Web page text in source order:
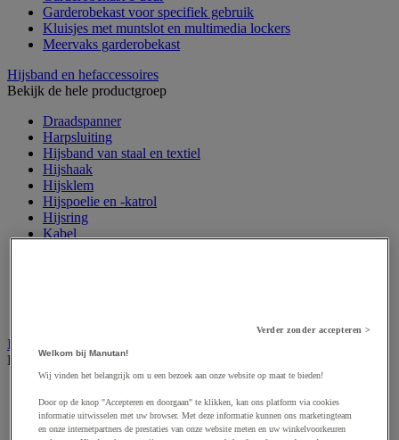
Garderobekast voor specifiek gebruik
Kluisjes met muntslot en multimedia lockers
Meervaks garderobekast
Hijsband en hefaccessoires
Bekijk de hele productgroep
Draadspanner
Harpsluiting
Hijsband van staal en textiel
Hijshaak
Hijsklem
Hijspoelie en -katrol
Hijsring
Kabel
Industriële en magazijnstellingen
Bekijk de hele productgroep
Draagarmstelling voor lange lasten
Entresol voor magazijn
Verder zonder accepteren >
Welkom bij Manutan!
Wij vinden het belangrijk om u een bezoek aan onze website op maat te bieden!
Door op de knop "Accepteren en doorgaan" te klikken, kan ons platform via cookies
informatie uitwisselen met uw browser. Met deze informatie kunnen ons marketingteam
en onze internetpartners de prestaties van onze website meten en uw winkelvoorkeuren